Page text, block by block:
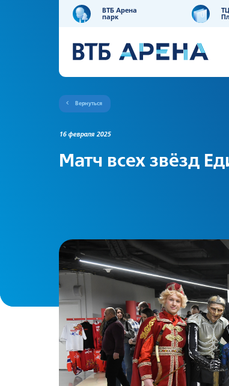
ВТБ Арена
парк
Вернуться
16 февраля 2025
Матч всех звёзд